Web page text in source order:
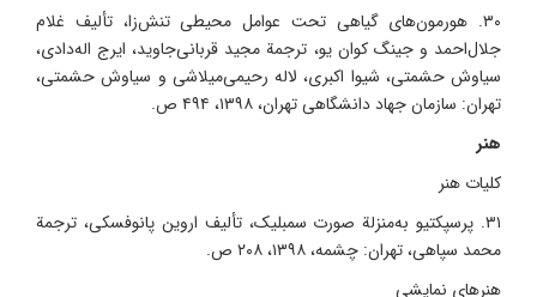
۳۰. هورمون‌های گیاهی تحت عوامل محیطی تنش‌زا، تألیف غلام
جلال‌احمد و جینگ کوان یو، ترجمة مجید قربانی‌جاوید، ایرج اله‌دادی،
سیاوش حشمتی، شیوا اکبری، لاله رحیمی‌میلاشی و سیاوش حشمتی،
تهران: سازمان جهاد دانشگاهی تهران، ۱۳۹۸، ۴۹۴ ص.
هنر
کلیات هنر
۳۱. پرسپکتیو به‌منزلة صورت سمبلیک، تألیف اروین پانوفسکی، ترجمة
محمد سپاهی، تهران: چشمه، ۱۳۹۸، ۲۰۸ ص.
هنرهای نمایشی